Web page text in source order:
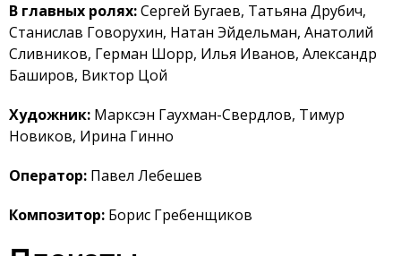
В главных ролях:Сергей Бугаев, Татьяна Друбич,
Станислав Говорухин, Натан Эйдельман, Анатолий
Сливников, Герман Шорр, Илья Иванов, Александр
Баширов, Виктор Цой
Художник: Марксэн Гаухман-Свердлов, Тимур
Новиков, Ирина Гинно
Оператор: Павел Лебешев
Композитор: Борис Гребенщиков